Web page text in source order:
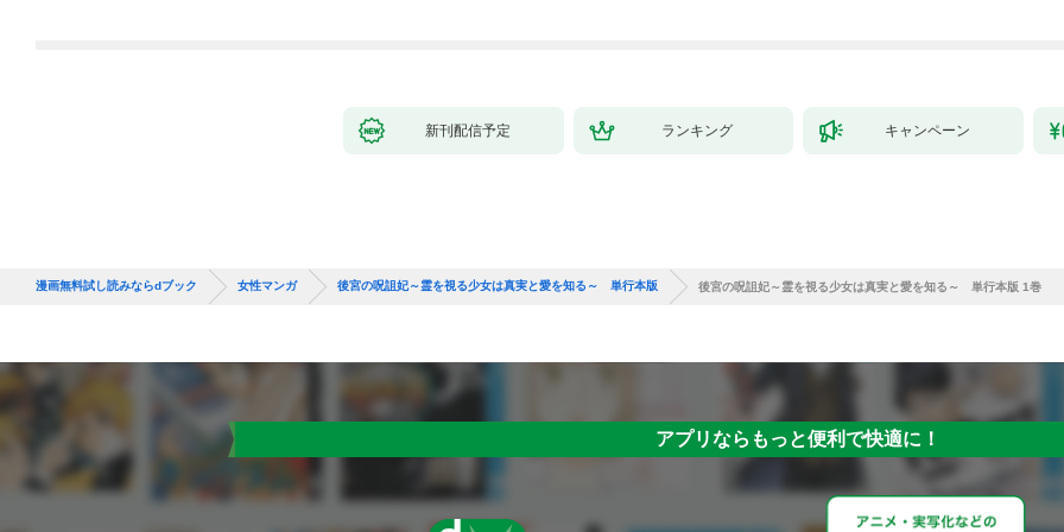
新刊配信予定 ランキング キャンペーン
漫画無料試し読みならdブック 女性マンガ 後宮の呪詛妃～霊を視る少女は真実と愛を知る～ 単行本版 後宮の呪詛妃～霊を視る少女は真実と愛を知る～ 単行本版 1巻
アプリならもっと便利で快適に！